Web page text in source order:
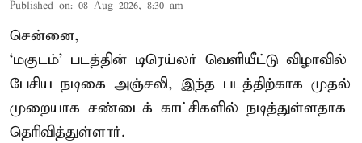
Published on: 08 Aug 2026, 8:30 am
சென்னை,
‘மகுடம்’ படத்தின் டிரெய்லர் வெளியீட்டு விழாவில்
பேசிய நடிகை அஞ்சலி, இந்த படத்திற்காக முதல்
முறையாக சண்டைக் காட்சிகளில் நடித்துள்ளதாக
தெரிவித்துள்ளார்.